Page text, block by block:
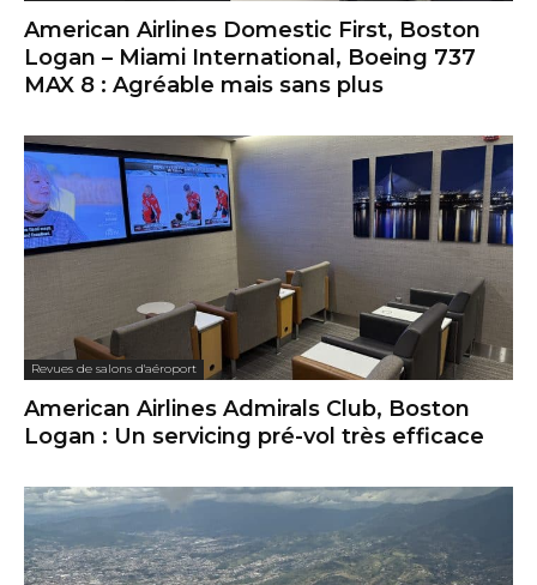
American Airlines Domestic First, Boston
Logan – Miami International, Boeing 737
MAX 8 : Agréable mais sans plus
Revues de salons d'aéroport
American Airlines Admirals Club, Boston
Logan : Un servicing pré-vol très efficace